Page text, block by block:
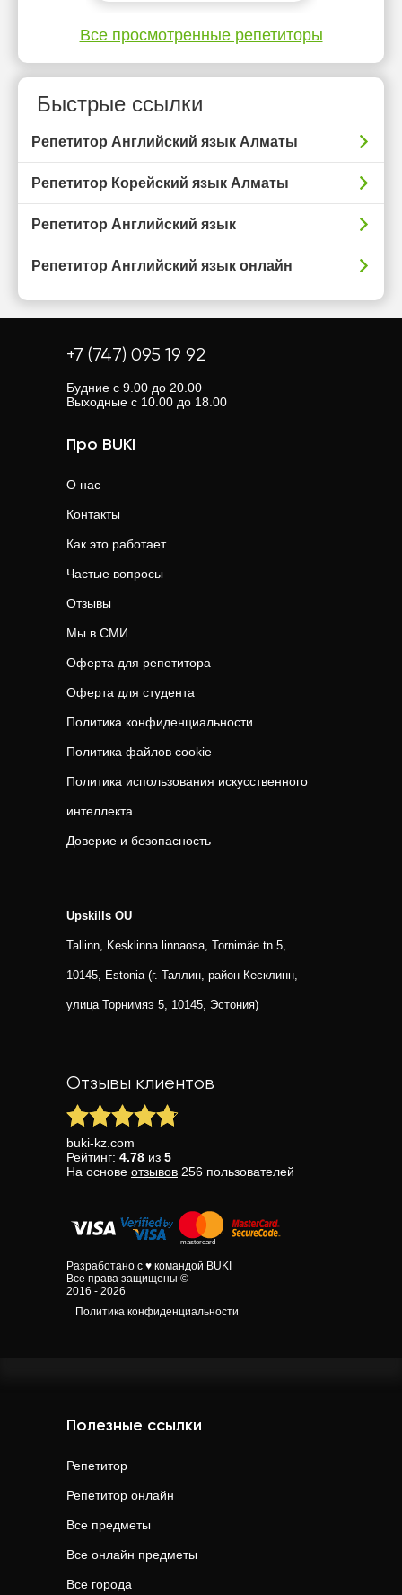
Все просмотренные репетиторы
Быстрые ссылки
Репетитор Английский язык Алматы
Репетитор Корейский язык Алматы
Репетитор Английский язык
Репетитор Английский язык онлайн
+7 (747) 095 19 92
Будние с 9.00 до 20.00
Выходные с 10.00 до 18.00
Про BUKI
О нас
Контакты
Как это работает
Частые вопросы
Отзывы
Мы в СМИ
Оферта для репетитора
Оферта для студента
Политика конфиденциальности
Политика файлов cookie
Политика использования искусственного
интеллекта
Доверие и безопасность
Upskills OU
Tallinn, Kesklinna linnaosa, Tornimäe tn 5,
10145, Estonia (г. Таллин, район Кесклинн,
улица Торнимяэ 5, 10145, Эстония)
Отзывы клиентов
buki-kz.com
Рейтинг: 4.78 из 5
На основе отзывов 256 пользователей
Разработано с ♥ командой BUKI
Все права защищены ©
2016 - 2026
Политика конфиденциальности
Полезные ссылки
Репетитор
Репетитор онлайн
Все предметы
Все онлайн предметы
Все города